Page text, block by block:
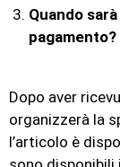
Quando
pagamento?
Dopo aver
organizzerà la
l’articolo è